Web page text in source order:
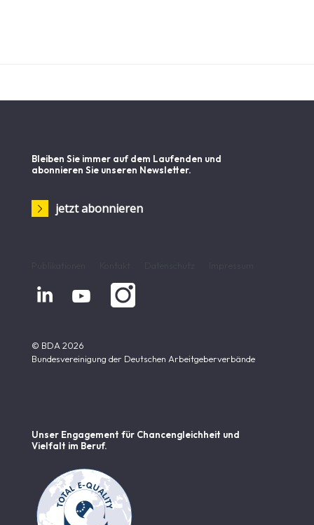
Bleiben Sie immer auf dem Laufenden und
abonnieren Sie unseren Newsletter.
jetzt abonnieren
 
© BDA 2026
Bundesvereinigung der Deutschen Arbeitgeberverbände
Unser Engagement für Chancen­gleichheit und
Vielfalt im Beruf.